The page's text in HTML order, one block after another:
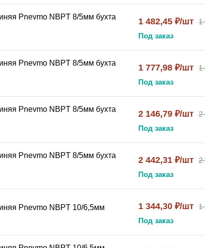
трубки
– это оптимальное решение для
международным стандартам.
соединениемпозволяет значительно
конструкция обеспечивает необходимую гибкость и
Pnevmo NBPT 8/5мм бухта
1 482,45 ₽/шт 1
Под заказ
Pnevmo NBPT 8/5мм бухта
1 777,98 ₽/шт 1
Под заказ
Pnevmo NBPT 8/5мм бухта
2 146,79 ₽/шт 2
Под заказ
Pnevmo NBPT 8/5мм бухта
2 442,31 ₽/шт 2
Под заказ
Pnevmo NBPT 10/6,5мм
1 344,30 ₽/шт 1
Под заказ